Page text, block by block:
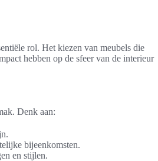
rol. Het kiezen van meubels die
hebben op de sfeer van de interieur
Denk aan:
bijeenkomsten.
en stijlen.